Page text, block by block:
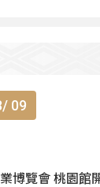
09
博覽會 桃園館